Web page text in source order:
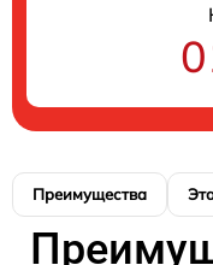
Преимущества